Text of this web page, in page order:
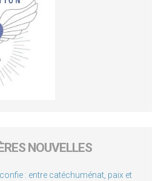
NOUVELLES
: entre catéchuménat, paix et